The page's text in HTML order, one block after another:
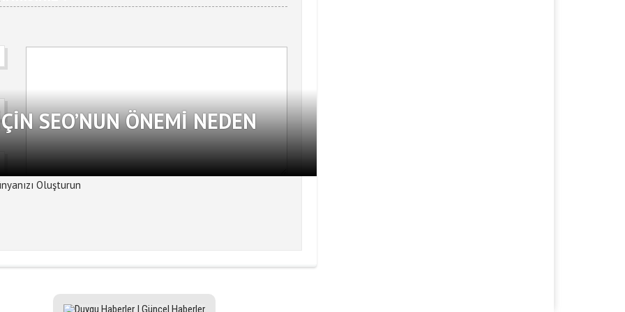
SEO’NUN ÖNEMI NEDEN